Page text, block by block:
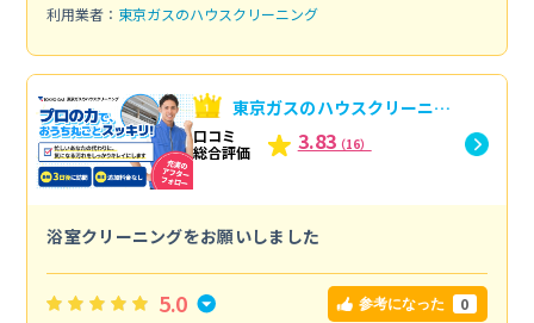
利用業者： 東京ガスのハウスクリーニング
東京ガスのハウスクリーニン
グへの口コミ
口コミ
総合評価
3.83（16）
浴室クリーニングをお願いしました
5.0 参考になった 0